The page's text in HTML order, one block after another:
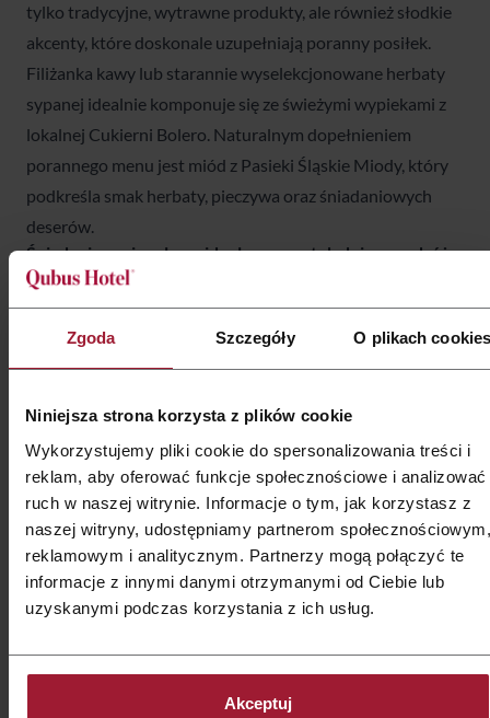
Zgoda Szczegóły O plikach
Niniejsza strona korzysta z plików cookie
Wykorzystujemy pliki cookie do spersonalizowania treści i
reklam, aby oferować funkcje społecznościowe i analizować
ruch w naszej witrynie. Informacje o tym, jak korzystasz z
naszej witryny, udostępniamy partnerom społecznościowym,
reklamowym i analitycznym. Partnerzy mogą połączyć te
informacje z innymi danymi otrzymanymi od Ciebie lub
uzyskanymi podczas korzystania z ich usług.
Akceptuj
tylko tradycyjne, wytrawne produkty, ale również słodkie
akcenty, które doskonale uzupełniają poranny posiłek.
Filiżanka kawy lub starannie wyselekcjonowane herbaty
sypanej idealnie komponuje się ze świeżymi wypiekami z
lokalnej Cukierni Bolero. Naturalnym dopełnieniem
porannego menu jest miód z Pasieki Śląskie Miody, który
podkreśla smak herbaty, pieczywa oraz śniadaniowych
deserów.
Śniadanie regionalne – idealny początek dnia w podróży
Niezależnie od tego, czy podróżujesz służbowo, czy
wypoczywasz prywatnie, śniadanie regionalne w hotelu to
najlepszy sposób, aby poczuć klimat miejsca i rozpocząć
dzień dobrą energią. W Qubus Hotel stawiamy na wysoką
Podczas śniadań Goście mogą wybierać spośród ponad
100 świeżych produktów. Dzięki temu śniadanie w Qubus
Hotel to nie tylko poranny posiłek, ale pełnowartościowe
doświadczenie kulinarne.
Chcesz wiedzieć więcej o hotelowych porankach?
Sprawdź poniższe artykuły:
etykietę
Jakie są rodzaje śniadań hotelowych? Zobacz